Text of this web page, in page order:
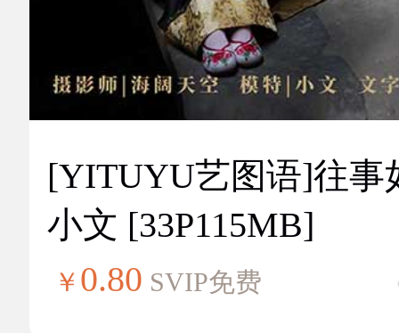
[YITUYU艺图语]往事
小文 [33P115MB]
￥ 0.80 SVIP免费